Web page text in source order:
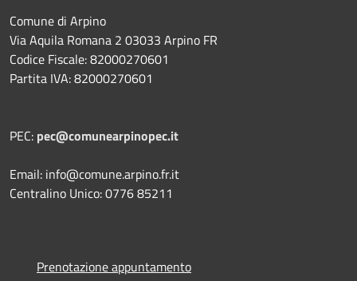
Comune di Arpino
Via Aquila Romana 2 03033 Arpino FR
Codice Fiscale: 82000270601
Partita IVA: 82000270601
PEC: pec@comunearpinopec.it
Email: info@comune.arpino.fr.it
Centralino Unico: 0776 85211
Prenotazione appuntamento